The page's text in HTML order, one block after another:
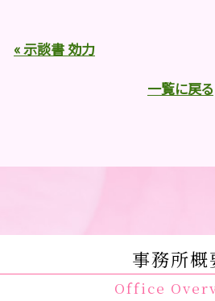
« 示談書 効力
一覧に戻る
事務所概
Office